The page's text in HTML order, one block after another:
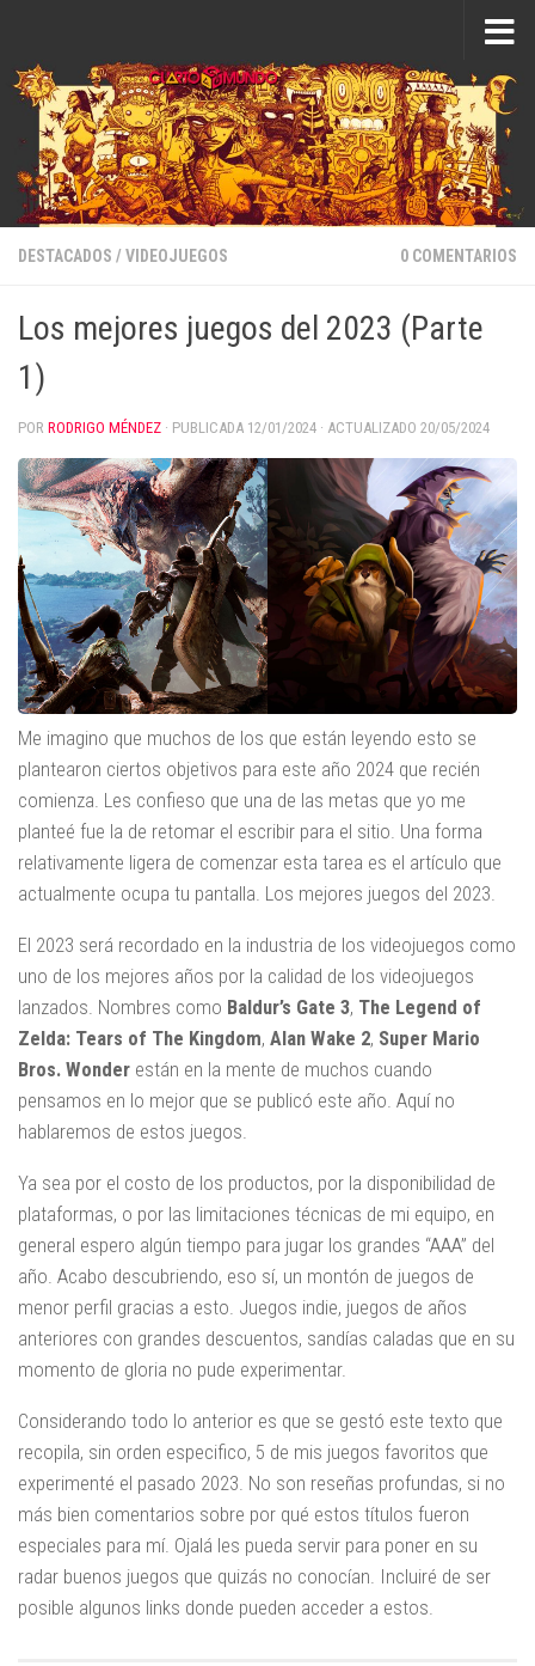
DESTACADOS / VIDEOJUEGOS 0 COMENTARIOS
Los mejores juegos del 2023 (Parte
1)
POR RODRIGO MÉNDEZ · PUBLICADA 12/01/2024 · ACTUALIZADO 20/05/2024
Me imagino que muchos de los que están leyendo esto se
plantearon ciertos objetivos para este año 2024 que recién
comienza. Les confieso que una de las metas que yo me
planteé fue la de retomar el escribir para el sitio. Una forma
relativamente ligera de comenzar esta tarea es el artículo que
actualmente ocupa tu pantalla. Los mejores juegos del 2023.
El 2023 será recordado en la industria de los videojuegos como
uno de los mejores años por la calidad de los videojuegos
lanzados. Nombres como Baldur’s Gate 3, The Legend of
Zelda: Tears of The Kingdom, Alan Wake 2, Super Mario
Bros. Wonder están en la mente de muchos cuando
pensamos en lo mejor que se publicó este año. Aquí no
hablaremos de estos juegos.
Ya sea por el costo de los productos, por la disponibilidad de
plataformas, o por las limitaciones técnicas de mi equipo, en
general espero algún tiempo para jugar los grandes “AAA” del
año. Acabo descubriendo, eso sí, un montón de juegos de
menor perfil gracias a esto. Juegos indie, juegos de años
anteriores con grandes descuentos, sandías caladas que en su
momento de gloria no pude experimentar.
Considerando todo lo anterior es que se gestó este texto que
recopila, sin orden especifico, 5 de mis juegos favoritos que
experimenté el pasado 2023. No son reseñas profundas, si no
más bien comentarios sobre por qué estos títulos fueron
especiales para mí. Ojalá les pueda servir para poner en su
radar buenos juegos que quizás no conocían. Incluiré de ser
posible algunos links donde pueden acceder a estos.